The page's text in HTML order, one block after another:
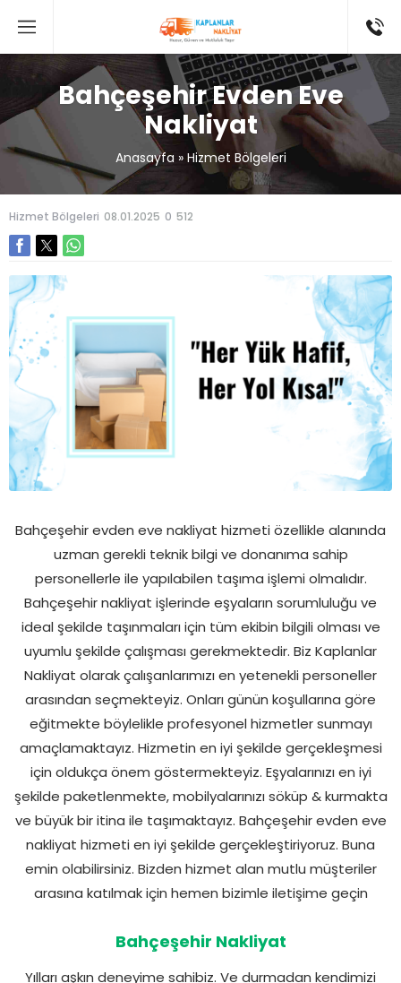
Bahçeşehir Evden Eve
Nakliyat
Anasayfa» Hizmet Bölgeleri
Hizmet Bölgeleri 08.01.2025 0 512
Bahçeşehir evden eve nakliyat hizmeti özellikle alanında
uzman gerekli teknik bilgi ve donanıma sahip
personellerle ile yapılabilen taşıma işlemi olmalıdır.
Bahçeşehir nakliyat işlerinde eşyaların sorumluluğu ve
ideal şekilde taşınmaları için tüm ekibin bilgili olması ve
uyumlu şekilde çalışması gerekmektedir. Biz Kaplanlar
Nakliyat olarak çalışanlarımızı en yetenekli personeller
arasından seçmekteyiz. Onları günün koşullarına göre
eğitmekte böylelikle profesyonel hizmetler sunmayı
amaçlamaktayız. Hizmetin en iyi şekilde gerçekleşmesi
için oldukça önem göstermekteyiz. Eşyalarınızı en iyi
şekilde paketlenmekte, mobilyalarınızı söküp & kurmakta
ve büyük bir itina ile taşımaktayız. Bahçeşehir evden eve
nakliyat hizmeti en iyi şekilde gerçekleştiriyoruz. Buna
emin olabilirsiniz. Bizden hizmet alan mutlu müşteriler
arasına katılmak için hemen bizimle iletişime geçin
Bahçeşehir Nakliyat
Yılları aşkın deneyime sahibiz. Ve durmadan kendimizi